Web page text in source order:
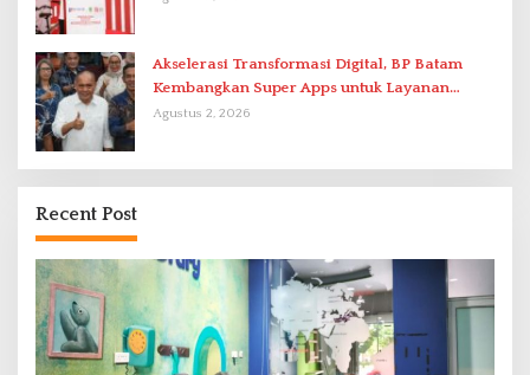
Akselerasi Transformasi Digital, BP Batam
Kembangkan Super Apps untuk Layanan
Terpadu
Agustus 2, 2026
Recent Post